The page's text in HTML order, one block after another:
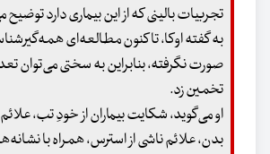
تجربیات بالینی که از این بیماری دارد
به گفته اوکا، تا کنون مطالعه‌ای
صورت نگرفته، بنابراین به سختی می‌توان
تخمین زد.
او می‌گوید، شکایت بیماران از خودِ تب،
بدن، علائم ناشی از استرس، همراه با